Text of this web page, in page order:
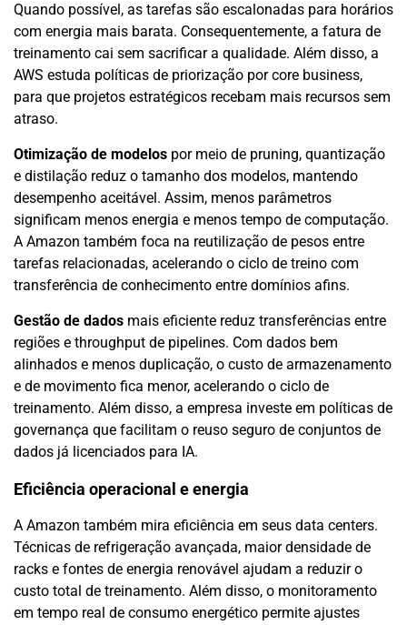
Quando possível, as tarefas são escalonadas para horários
com energia mais barata. Consequentemente, a fatura de
treinamento cai sem sacrificar a qualidade. Além disso, a
AWS estuda políticas de priorização por core business,
para que projetos estratégicos recebam mais recursos sem
atraso.
Otimização de modelos por meio de pruning, quantização
e distilação reduz o tamanho dos modelos, mantendo
desempenho aceitável. Assim, menos parâmetros
significam menos energia e menos tempo de computação.
A Amazon também foca na reutilização de pesos entre
tarefas relacionadas, acelerando o ciclo de treino com
transferência de conhecimento entre domínios afins.
Gestão de dados mais eficiente reduz transferências entre
regiões e throughput de pipelines. Com dados bem
alinhados e menos duplicação, o custo de armazenamento
e de movimento fica menor, acelerando o ciclo de
treinamento. Além disso, a empresa investe em políticas de
governança que facilitam o reuso seguro de conjuntos de
dados já licenciados para IA.
Eficiência operacional e energia
A Amazon também mira eficiência em seus data centers.
Técnicas de refrigeração avançada, maior densidade de
racks e fontes de energia renovável ajudam a reduzir o
custo total de treinamento. Além disso, o monitoramento
em tempo real de consumo energético permite ajustes